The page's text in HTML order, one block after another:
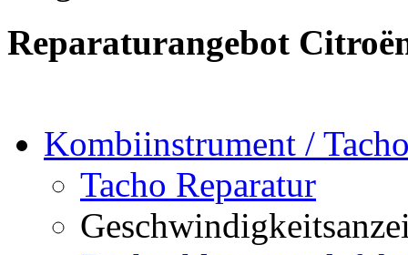
Reparaturangebot
Kombiinstrument /
Tacho Reparatur